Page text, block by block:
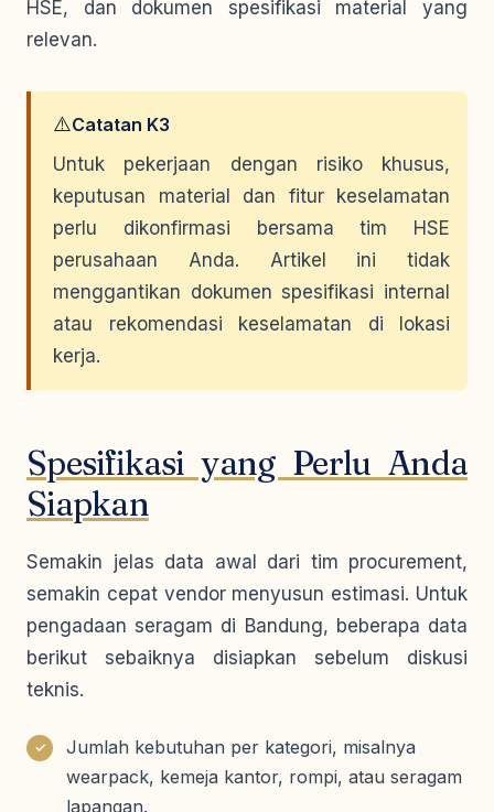
HSE, dan dokumen spesifikasi material yang
relevan.
⚠️Catatan K3
Untuk pekerjaan dengan risiko khusus,
keputusan material dan fitur keselamatan
perlu dikonfirmasi bersama tim HSE
perusahaan Anda. Artikel ini tidak
menggantikan dokumen spesifikasi internal
atau rekomendasi keselamatan di lokasi
kerja.
Spesifikasi yang Perlu Anda
Siapkan
Semakin jelas data awal dari tim procurement,
semakin cepat vendor menyusun estimasi. Untuk
pengadaan seragam di Bandung, beberapa data
berikut sebaiknya disiapkan sebelum diskusi
teknis.
✓
Jumlah kebutuhan per kategori, misalnya
wearpack, kemeja kantor, rompi, atau seragam
lapangan.